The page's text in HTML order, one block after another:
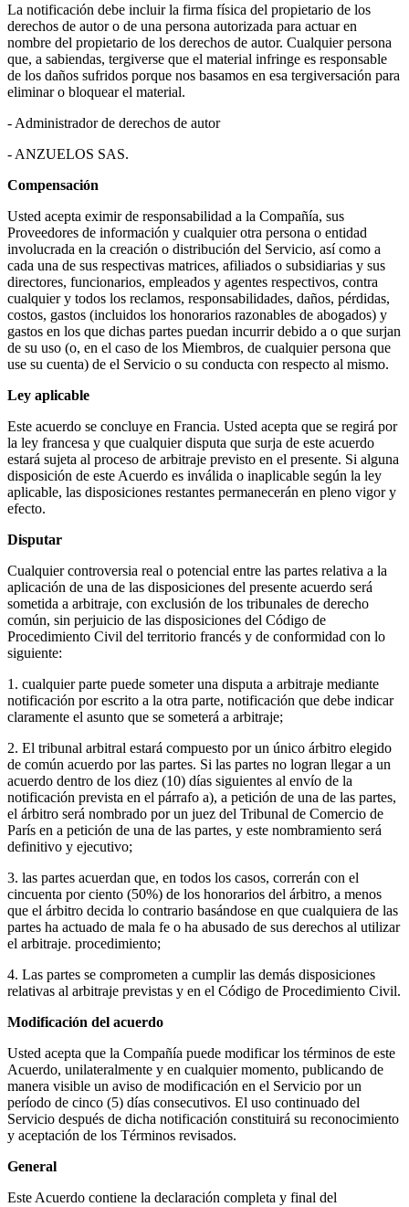
La notificación debe incluir la firma física del propietario de los
derechos de autor o de una persona autorizada para actuar en
nombre del propietario de los derechos de autor. Cualquier persona
que, a sabiendas, tergiverse que el material infringe es responsable
de los daños sufridos porque nos basamos en esa tergiversación para
eliminar o bloquear el material.
- Administrador de derechos de autor
- ANZUELOS SAS.
Compensación
Usted acepta eximir de responsabilidad a la Compañía, sus
Proveedores de información y cualquier otra persona o entidad
involucrada en la creación o distribución del Servicio, así como a
cada una de sus respectivas matrices, afiliados o subsidiarias y sus
directores, funcionarios, empleados y agentes respectivos, contra
cualquier y todos los reclamos, responsabilidades, daños, pérdidas,
costos, gastos (incluidos los honorarios razonables de abogados) y
gastos en los que dichas partes puedan incurrir debido a o que surjan
de su uso (o, en el caso de los Miembros, de cualquier persona que
use su cuenta) de el Servicio o su conducta con respecto al mismo.
Ley aplicable
Este acuerdo se concluye en Francia. Usted acepta que se regirá por
la ley francesa y que cualquier disputa que surja de este acuerdo
estará sujeta al proceso de arbitraje previsto en el presente. Si alguna
disposición de este Acuerdo es inválida o inaplicable según la ley
aplicable, las disposiciones restantes permanecerán en pleno vigor y
efecto.
Disputar
Cualquier controversia real o potencial entre las partes relativa a la
aplicación de una de las disposiciones del presente acuerdo será
sometida a arbitraje, con exclusión de los tribunales de derecho
común, sin perjuicio de las disposiciones del Código de
Procedimiento Civil del territorio francés y de conformidad con lo
siguiente:
1. cualquier parte puede someter una disputa a arbitraje mediante
notificación por escrito a la otra parte, notificación que debe indicar
claramente el asunto que se someterá a arbitraje;
2. El tribunal arbitral estará compuesto por un único árbitro elegido
de común acuerdo por las partes. Si las partes no logran llegar a un
acuerdo dentro de los diez (10) días siguientes al envío de la
notificación prevista en el párrafo a), a petición de una de las partes,
el árbitro será nombrado por un juez del Tribunal de Comercio de
París en a petición de una de las partes, y este nombramiento será
definitivo y ejecutivo;
3. las partes acuerdan que, en todos los casos, correrán con el
cincuenta por ciento (50%) de los honorarios del árbitro, a menos
que el árbitro decida lo contrario basándose en que cualquiera de las
partes ha actuado de mala fe o ha abusado de sus derechos al utilizar
el arbitraje. procedimiento;
4. Las partes se comprometen a cumplir las demás disposiciones
relativas al arbitraje previstas y en el Código de Procedimiento Civil.
Modificación del acuerdo
Usted acepta que la Compañía puede modificar los términos de este
Acuerdo, unilateralmente y en cualquier momento, publicando de
manera visible un aviso de modificación en el Servicio por un
período de cinco (5) días consecutivos. El uso continuado del
Servicio después de dicha notificación constituirá su reconocimiento
y aceptación de los Términos revisados.
General
Este Acuerdo contiene la declaración completa y final del